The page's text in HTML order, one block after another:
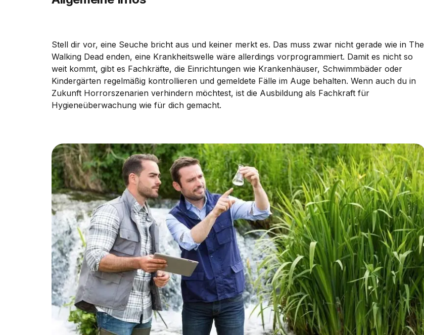
Stell dir vor, eine Seuche bricht aus und keiner merkt es. Das muss zwar nicht gerade wie in The
Walking Dead enden, eine Krankheitswelle wäre allerdings vorprogrammiert. Damit es nicht so
weit kommt, gibt es Fachkräfte, die Einrichtungen wie Krankenhäuser, Schwimmbäder oder
Kindergärten regelmäßig kontrollieren und gemeldete Fälle im Auge behalten. Wenn auch du in
Zukunft Horrorszenarien verhindern möchtest, ist die Ausbildung als Fachkraft für
Hygieneüberwachung wie für dich gemacht.